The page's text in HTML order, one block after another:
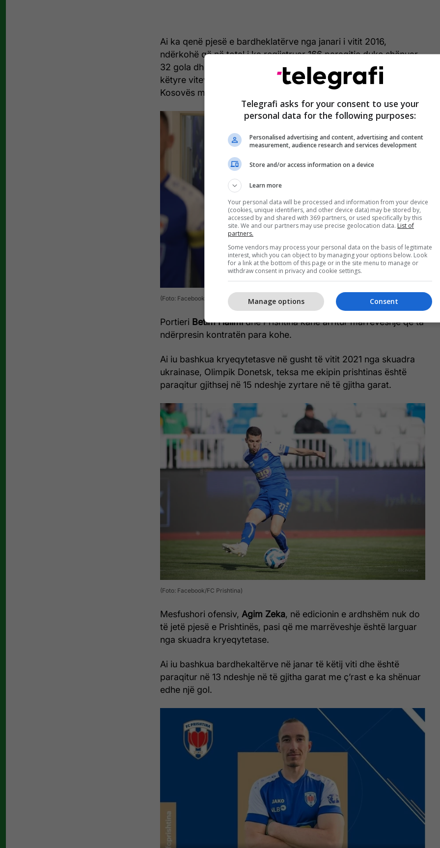
Ai ka qenë pjesë e bardheklatërve nga janari i vitit 2016,
ndërkohë që në total i ka regjistruar 166 paraqitje duke shënuar
32 gola dhe ka kontribuar me 27 asistime. 24-vjeçari gjatë
këtyre viteve e ka fituar titullin kampion dhe Superkupën e
Kosovës me Prishtinën.
(Foto: Facebook/FC Prishtina)
Portieri Betim Halimidhe Prishtina kanë arritur marrëveshje që ta
ndërpresin kontratën para kohe.
Ai iu bashkua kryeqytetasve në gusht të vitit 2021 nga skuadra
ukrainase, Olimpik Donetsk, teksa me ekipin prishtinas është
paraqitur gjithsej në 15 ndeshje zyrtare në të gjitha garat.
(Foto: Facebook/FC Prishtina)
Mesfushori ofensiv, Agim Zeka, në edicionin e ardhshëm nuk do
të jetë pjesë e Prishtinës, pasi që me marrëveshje është larguar
nga skuadra kryeqytetase.
Ai iu bashkua bardhekaltërve në janar të këtij viti dhe është
paraqitur në 13 ndeshje në të gjitha garat me ç’rast e ka shënuar
edhe një gol.
Telegrafi asks for your consent to use your
personal data for the following purposes:
Personalised advertising and content, advertising and content
measurement, audience research and services development
Store and/or access information on a device
Learn more
Your personal data will be processed and information from your device
(cookies, unique identifiers, and other device data) may be stored by,
accessed by and shared with 369 partners, or used specifically by this
site. We and our partners may use precise geolocation data. List of
partners.
Some vendors may process your personal data on the basis of legitimate
interest, which you can object to by managing your options below. Look
for a link at the bottom of this page or in the site menu to manage or
withdraw consent in privacy and cookie settings.
Consent
Manage options